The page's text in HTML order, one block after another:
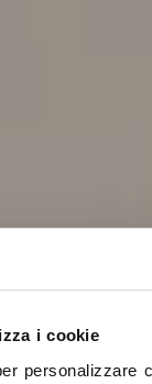
i cookie
personalizzare